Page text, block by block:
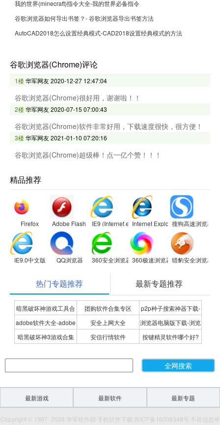
我的世界(minecraft)指令大全-我的世界必备指令
谷歌浏览器如何导出书签？- 谷歌浏览器导出书签方法
AutoCAD2018怎么设置经典模式-CAD2018设置经典模式的方法
谷歌浏览器(Chrome)评论
1楼华军网友2020-12-27 12:47:04
谷歌浏览器(Chrome)很好用，谢谢啦！！
2楼华军网友2020-07-15 07:00:43
谷歌浏览器(Chrome)软件非常好用，下载速度很快，很方便！
3楼华军网友2021-01-10 07:20:16
谷歌浏览器(Chrome)超级棒！点一亿个赞！！！
精品推荐
Firefox Adobe Flash PlayerIE9 (Internet explorer 9)Internet Explorer 8搜狗高速浏览器
IE9.0中文版 QQ浏览器 360安全浏览器 360极速浏览器 猎豹安全浏览器
热门专题推荐 最新专题推荐
暗黑破坏神游戏工具合
集
团购软件合集专区
p2p种子搜索神器下载-
P2P种子搜索神器专题
adobe软件大全-adobe
全系列软件下载-adobe
安全上网大全
浏览器电脑版下载-浏览
器下载合集
暗黑破坏神3游戏合集 安信行情软件
按键精灵软件哪个好?
最新游戏 最新软件 最新专题
Copyright © 1997- 2026 华军软件园 手机软件下载 苏ICP备16008348号 不良信息举